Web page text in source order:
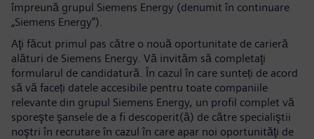
împreună grupul Siemens Energy (denumit în continuare
„Siemens Energy”).
Aţi făcut primul pas către o nouă oportunitate de carieră
alături de Siemens Energy. Vă invităm să completaţi
formularul de candidatură. În cazul în care sunteți de acord
să vă faceți datele accesibile pentru toate companiile
relevante din grupul Siemens Energy, un profil complet vă
sporeşte şansele de a fi descoperit(ă) de către specialiştii
noştri în recrutare în cazul în care apar noi oportunităţi de